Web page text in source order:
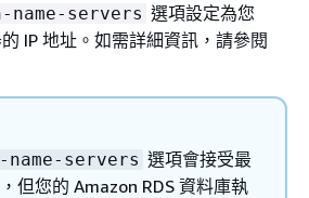
name-servers 選項設定為您
IP 地址。如需詳細資訊，請參閱
name-servers 選項會接受最
但您的 Amazon RDS 資料庫執